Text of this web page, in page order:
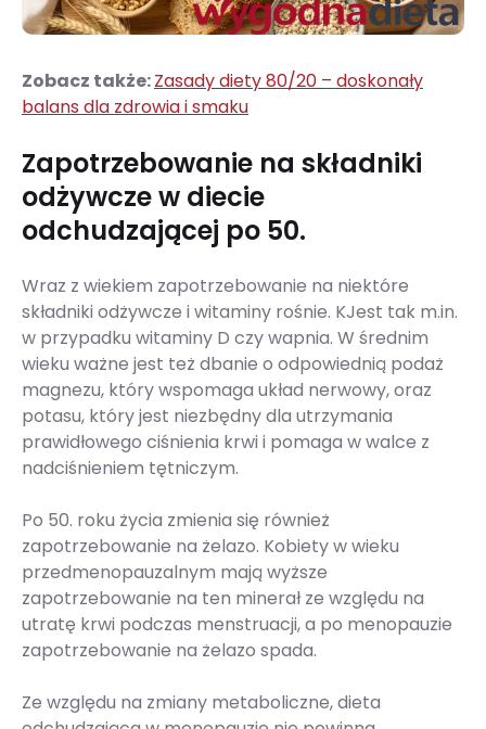
Zobacz także:Zasady diety 80/20 – doskonały
balans dla zdrowia i smaku
Zapotrzebowanie na składniki
odżywcze w diecie
odchudzającej po 50.
Wraz z wiekiem zapotrzebowanie na niektóre
składniki odżywcze i witaminy rośnie. KJest tak m.in.
w przypadku witaminy D czy wapnia. W średnim
wieku ważne jest też dbanie o odpowiednią podaż
magnezu, który wspomaga układ nerwowy, oraz
potasu, który jest niezbędny dla utrzymania
prawidłowego ciśnienia krwi i pomaga w walce z
nadciśnieniem tętniczym.
Po 50. roku życia zmienia się również
zapotrzebowanie na żelazo. Kobiety w wieku
przedmenopauzalnym mają wyższe
zapotrzebowanie na ten minerał ze względu na
utratę krwi podczas menstruacji, a po menopauzie
zapotrzebowanie na żelazo spada.
Ze względu na zmiany metaboliczne, dieta